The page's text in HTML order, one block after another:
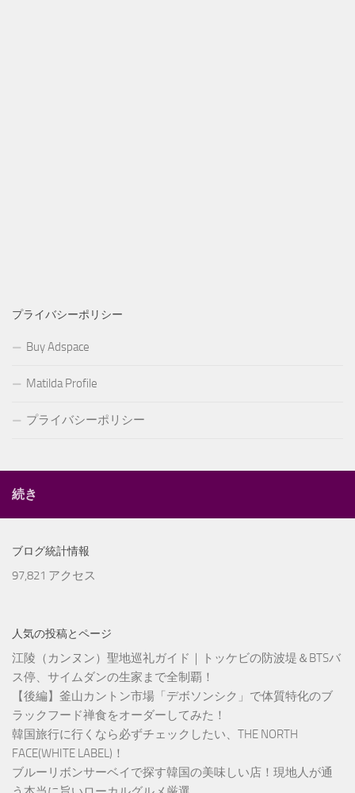
プライバシーポリシー
Buy Adspace
Matilda Profile
プライバシーポリシー
続き
ブログ統計情報
97,821 アクセス
人気の投稿とページ
江陵（カンヌン）聖地巡礼ガイド｜トッケビの防波堤＆BTSバ
ス停、サイムダンの生家まで全制覇！
【後編】釜山カントン市場「デボソンシク」で体質特化のブ
ラックフード禅食をオーダーしてみた！
韓国旅行に行くなら必ずチェックしたい、THE NORTH
FACE(WHITE LABEL)！
ブルーリボンサーベイで探す韓国の美味しい店！現地人が通